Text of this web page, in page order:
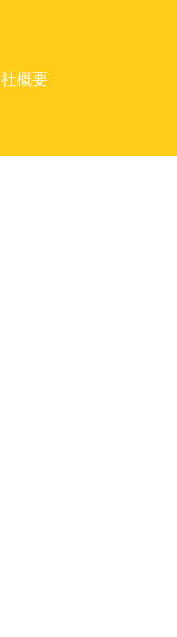
概要